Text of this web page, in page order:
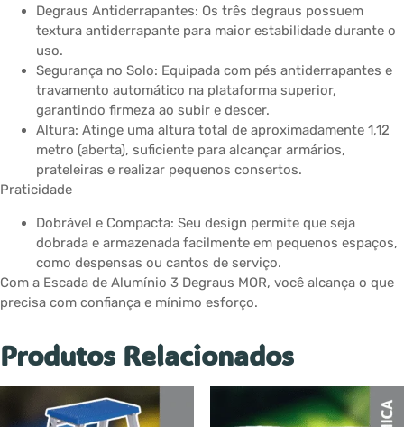
Degraus Antiderrapantes: Os três degraus possuem
textura antiderrapante para maior estabilidade durante o
uso.
Segurança no Solo: Equipada com pés antiderrapantes e
travamento automático na plataforma superior,
garantindo firmeza ao subir e descer.
Altura: Atinge uma altura total de aproximadamente 1,12
metro (aberta), suficiente para alcançar armários,
prateleiras e realizar pequenos consertos.
Praticidade
Dobrável e Compacta: Seu design permite que seja
dobrada e armazenada facilmente em pequenos espaços,
como despensas ou cantos de serviço.
Com a Escada de Alumínio 3 Degraus MOR, você alcança o que
precisa com confiança e mínimo esforço.
Produtos Relacionados